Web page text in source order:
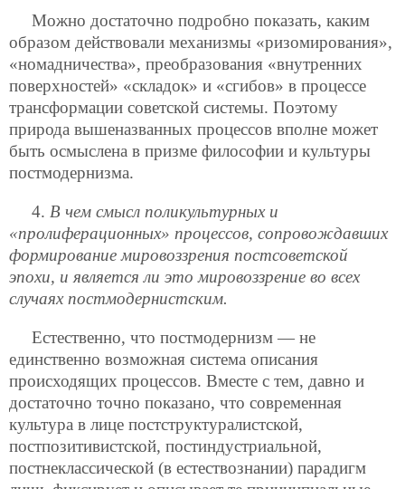
Можно достаточно подробно показать, каким
образом действовали механизмы «ризомирования»,
«номадничества», преобразования «внутренних
поверхностей» «складок» и «сгибов» в процессе
трансформации советской системы. Поэтому
природа вышеназванных процессов вполне может
быть осмыслена в призме философии и культуры
постмодернизма.
4. В чем смысл поликультурных и
«пролиферационных» процессов, сопровождавших
формирование мировоззрения постсоветской
эпохи, и является ли это мировоззрение во всех
случаях постмодернистским.
Естественно, что постмодернизм — не
единственно возможная система описания
происходящих процессов. Вместе с тем, давно и
достаточно точно показано, что современная
культура в лице постструктуралистской,
постпозитивистской, постиндустриальной,
постнеклассической (в естествознании) парадигм